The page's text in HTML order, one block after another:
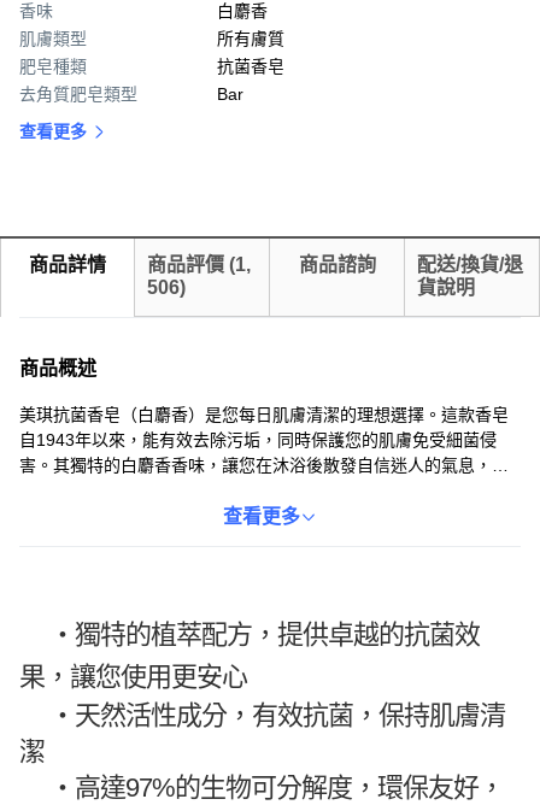
香味
白麝香
肌膚類型
所有膚質
肥皂種類
抗菌香皂
去角質肥皂類型
Bar
查看更多
商品詳情 商品評價 (1,
506)
商品諮詢
配送/換貨/退
貨說明
商品概述
美琪抗菌香皂（白麝香）是您每日肌膚清潔的理想選擇。這款香皂
自1943年以來，能有效去除污垢，同時保護您的肌膚免受細菌侵
害。其獨特的白麝香香味，讓您在沐浴後散發自信迷人的氣息，有
克，並具有97%的生物可分解度，對環境友善。
查看更多
・獨特的植萃配方，提供卓越的抗菌效
果，讓您使用更安心
・ 天然活性成分，有效抗菌，保持肌膚清
潔
・ 高達97%的生物可分解度，環保友好，